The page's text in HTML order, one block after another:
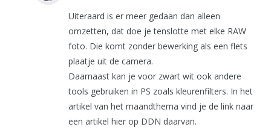
Uiteraard is er meer gedaan dan alleen
omzetten, dat doe je tenslotte met elke RAW
foto. Die komt zonder bewerking als een flets
plaatje uit de camera.
Daarnaast kan je voor zwart wit ook andere
tools gebruiken in PS zoals kleurenfilters. In het
artikel van het maandthema vind je de link naar
een artikel hier op DDN daarvan.